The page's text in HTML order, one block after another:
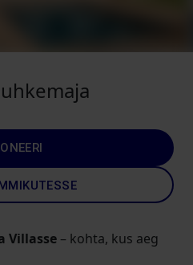
Villasse – kohta, kus aeg